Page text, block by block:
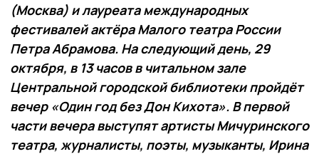
(Москва) и лауреата международных
фестивалей актёра Малого театра России
Петра Абрамова. На следующий день, 29
октября, в 13 часов в читальном зале
Центральной городской библиотеки пройдёт
вечер «Один год без Дон Кихота». В первой
части вечера выступят артисты Мичуринского
театра, журналисты, поэты, музыканты, Ирина